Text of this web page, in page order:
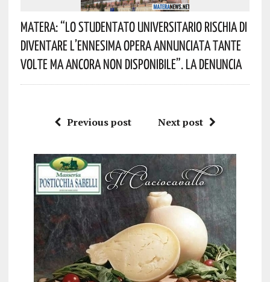
Matera: “Lo Studentato Universitario Rischia Di
Diventare L’ennesima Opera Annunciata Tante
Volte Ma Ancora Non Disponibile”. La Denuncia
Previous post Next post